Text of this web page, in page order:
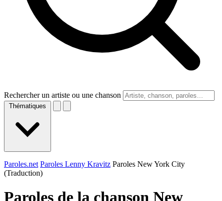
Rechercher un artiste ou une chanson
Thématiques
Paroles.net Paroles Lenny Kravitz Paroles New York City
(Traduction)
Paroles de la chanson New